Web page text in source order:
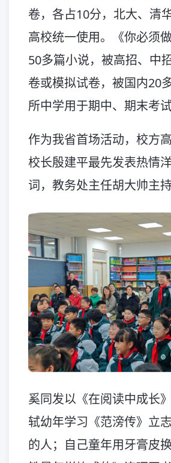
卷，各占10分，北大、清
高校统一使用。《你必须
50多篇小说，被高招、中
卷或模拟试卷，被国内20
所中学用于期中、期末考试
作为我省首场活动，校方
校长殷建平最先发表热情
词，教务处主任胡大帅主持
奚同发以《在阅读中成长
轼幼年学习《范滂传》立
的人；自己童年用牙膏皮